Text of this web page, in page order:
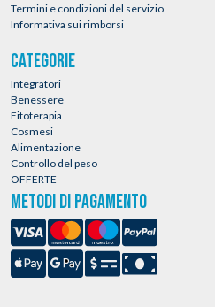
Termini e condizioni del servizio
Informativa sui rimborsi
CATEGORIE
Integratori
Benessere
Fitoterapia
Cosmesi
Alimentazione
Controllo del peso
OFFERTE
METODI DI PAGAMENTO